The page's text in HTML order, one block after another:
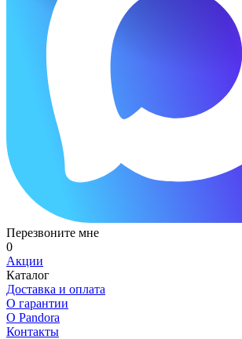
Перезвоните мне
0
Акции
Каталог
Доставка и оплата
О гарантии
О Pandora
Контакты